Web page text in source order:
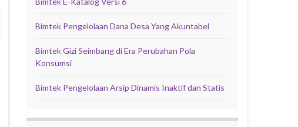
Bimtek Pengelolaan Dana Desa Yang Akuntabel
Bimtek Gizi Seimbang di Era Perubahan Pola
Konsumsi
Bimtek Pengelolaan Arsip Dinamis Inaktif dan Statis